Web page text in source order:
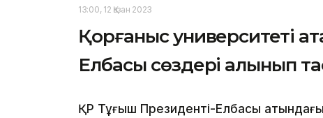
13:00, 12 Қазан 2023
Қорғаныс университеті
Елбасы сөздері алынып
ҚР Тұңғыш Президенті-Елбасы